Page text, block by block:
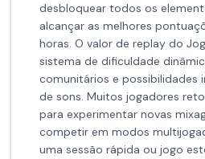
desbloquear todos os
alcançar as melhores
horas. O valor de replay do
sistema de dificuldade
comunitários e possibilidades
de sons. Muitos jogadores
para experimentar novas
competir em modos
uma sessão rápida ou jogo